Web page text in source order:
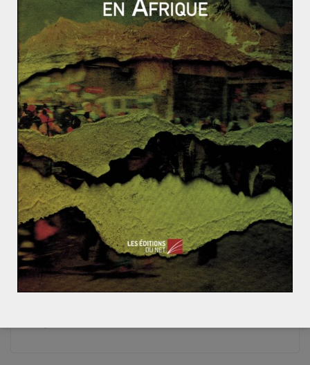
Vers une « japonisation » de la dette européenne ?
Gazprom, la Russie et l’Ukraine
Peut-on être compétitif et respectueux
de l’environnement ? Le cas européen
27 janvier 2014 3
Manœuvres militaires russes en Orient,
Poutine prend-il ses rêves pour des
réalités ?